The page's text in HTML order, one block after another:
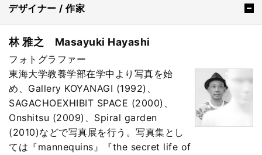
デザイナー / 作家
林 雅之 Masayuki Hayashi
フォトグラファー
東海大学教養学部在学中より写真を始
め、Gallery KOYANAGI (1992)、
SAGACHOEXHIBIT SPACE (2000)、
Onshitsu (2009)、Spiral garden
(2010)などで写真展を行う。写真集とし
ては『mannequins』『the secret life of